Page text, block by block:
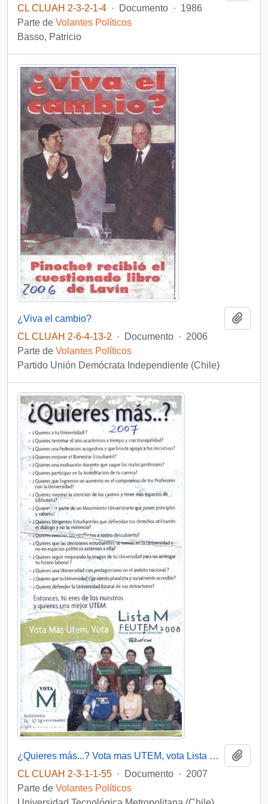
CL CLUAH 2-3-2-1-4 · Documento · 1986
Parte de Volantes Políticos
Basso, Patricio
¿Viva el cambio?
CL CLUAH 2-6-4-13-2
· Documento · 2006
Parte de Volantes Políticos
Partido Unión Demócrata Independiente (Chile)
¿Quieres más...? Vota mas UTEM, vota Lista M FEUTEM
CL CLUAH 2-3-1-1-55 · Documento · 2007
Parte de Volantes Políticos